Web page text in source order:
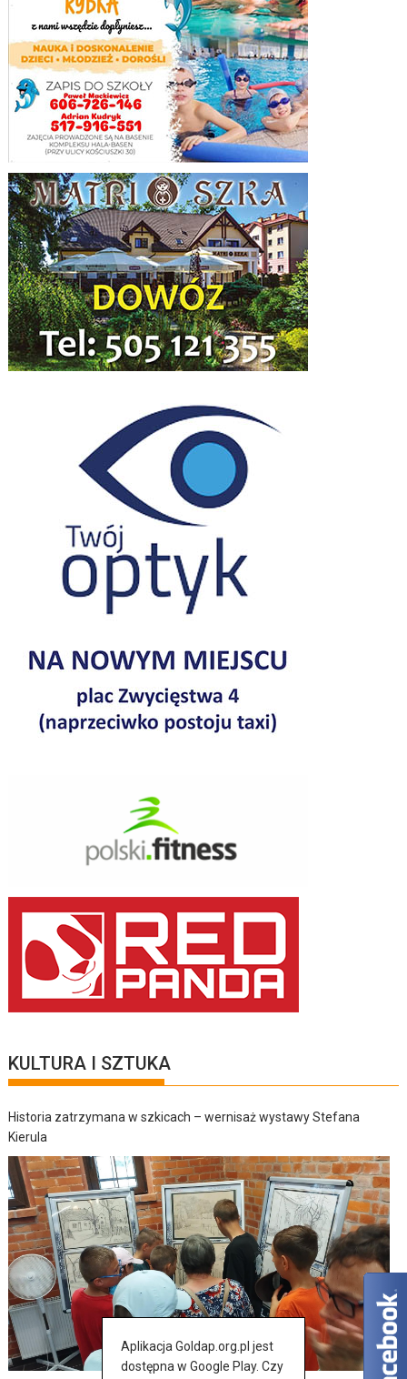
KULTURA I SZTUKA
Historia zatrzymana w szkicach – wernisaż wystawy Stefana
Kierula
Aplikacja Goldap.org.pl jest
dostępna w Google Play. Czy